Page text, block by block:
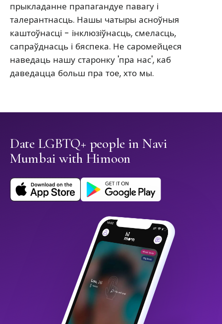
прыкладанне прапагандуе павагу і
талерантнасць. Нашы чатыры асноўныя
каштоўнасці - інклюзіўнасць, смеласць,
сапраўднасць і бяспека. Не саромейцеся
наведаць нашу старонку 'пра нас', каб
даведацца больш пра тое, хто мы.
Date LGBTQ+ people in Navi
Mumbai with Himoon